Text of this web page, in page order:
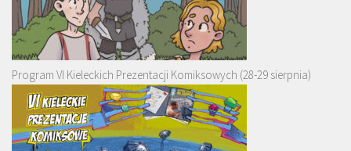
Program VI Kieleckich Prezentacji Komiksowych (28-29 sierpnia)